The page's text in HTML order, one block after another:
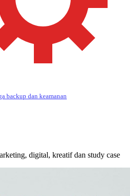
backup dan keamanan
digital, kreatif dan study case